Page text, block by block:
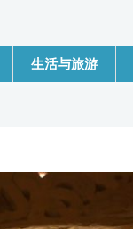
生活与旅游